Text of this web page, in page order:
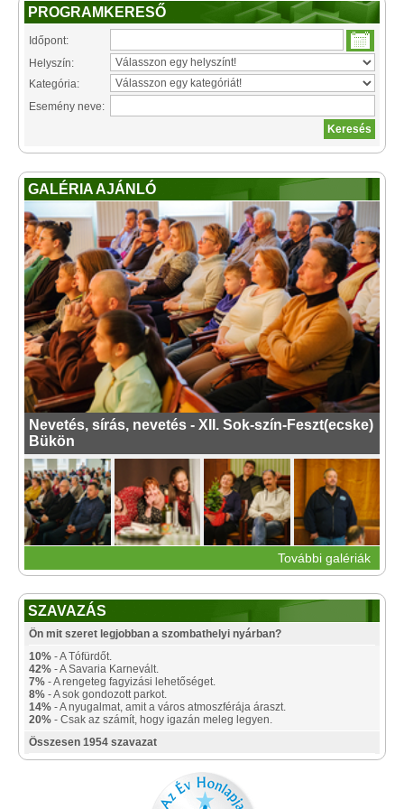
PROGRAMKERESŐ
Időpont:
Helyszín:
Kategória:
Esemény neve:
GALÉRIA AJÁNLÓ
Nevetés, sírás, nevetés - XII. Sok-szín-Feszt(ecske)
Bükön
További galériák
SZAVAZÁS
Ön mit szeret legjobban a szombathelyi nyárban?
10% - A Tófürdőt.
42% - A Savaria Karnevált.
7% - A rengeteg fagyizási lehetőséget.
8% - A sok gondozott parkot.
14% - A nyugalmat, amit a város atmoszférája áraszt.
20% - Csak az számít, hogy igazán meleg legyen.
Összesen 1954 szavazat